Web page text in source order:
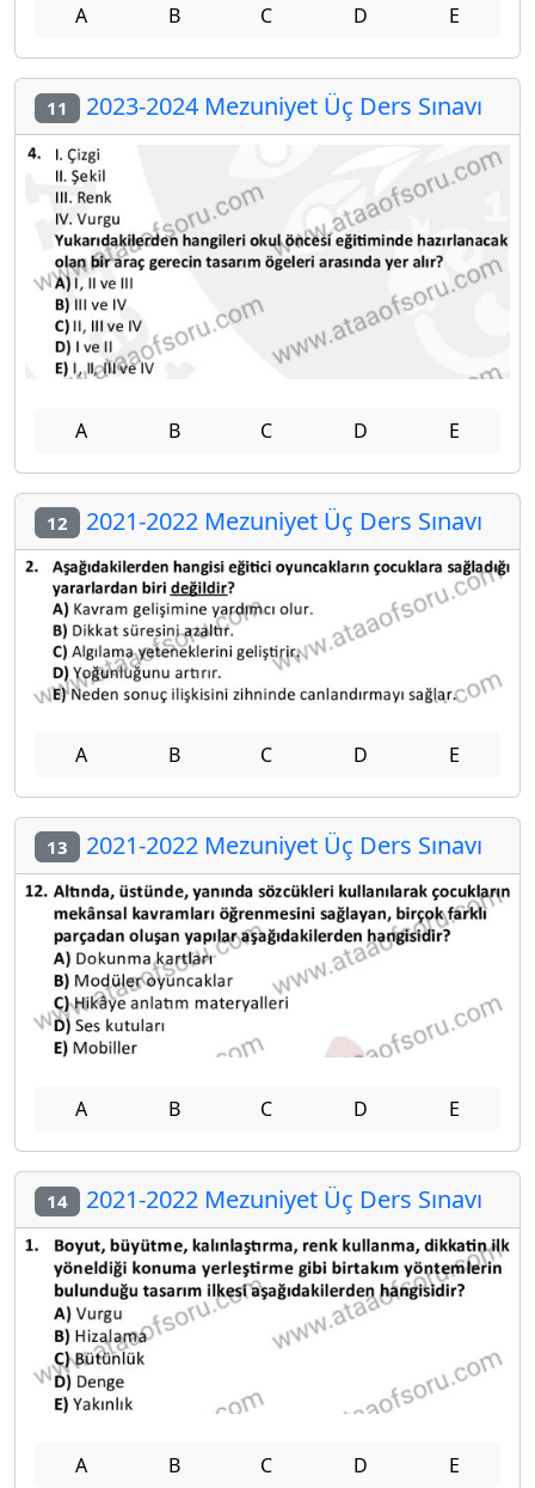
A B C D E
11 2023-2024 Mezuniyet Üç Ders Sınavı
A B C D E
12 2021-2022 Mezuniyet Üç Ders Sınavı
A B C D E
13 2021-2022 Mezuniyet Üç Ders Sınavı
A B C D E
14 2021-2022 Mezuniyet Üç Ders Sınavı
A B C D E